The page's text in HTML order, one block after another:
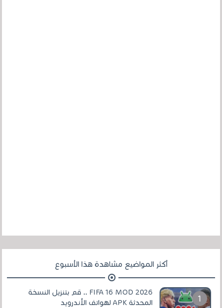
أكثر المواضيع مشاهدة هذا الأسبوع
FIFA 16 MOD 2026 .. قم بتنزيل النسخة
المحدثة APK لهواتف الأندرويد